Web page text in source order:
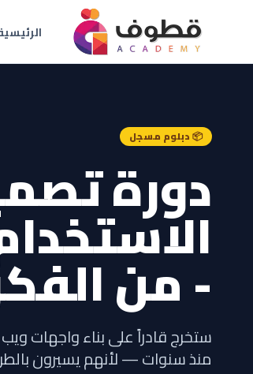
📦 دبلوم مسجل
دورة
- من
ستخرج قادراً على بناء واجهات
منذ سنوات — لأنهم يسيرون